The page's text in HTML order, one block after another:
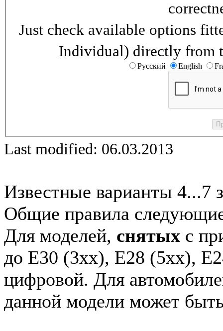
Just check available options
Individual) directly from
Русский English
Last modified: 06.03.2013
Известные варианты 4...7
Общие правила
Для моделей, снятых с
до E30 (3xx), E28 (5xx),
цифровой. Для
данной модели может